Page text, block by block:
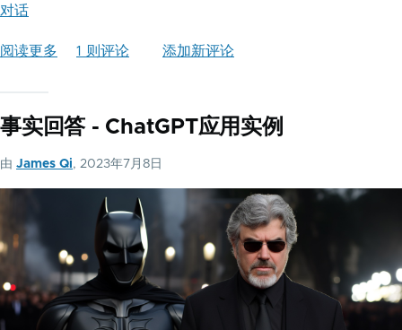
对话
阅读更多
助
聊
人
-
ChatGPT
1 则评论 添加新评论
事实回答 - ChatGPT应用实例
由 James Qi, 2023年7月8日